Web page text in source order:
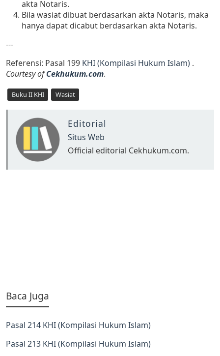
akta Notaris.
Bila wasiat dibuat berdasarkan akta Notaris, maka
hanya dapat dicabut berdasarkan akta Notaris.
---
Referensi: Pasal 199 KHI (Kompilasi Hukum Islam) .
Courtesy ofCekhukum.com.
Buku II KHI Wasiat
Editorial
Situs Web
Official editorial Cekhukum.com.
Baca Juga
Pasal 214 KHI (Kompilasi Hukum Islam)
Pasal 213 KHI (Kompilasi Hukum Islam)